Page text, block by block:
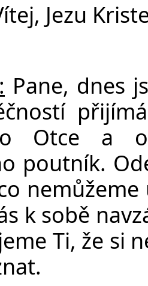
Jezu
Pane, dnes
Otce a
poutník.
k sobě
Ti, že si